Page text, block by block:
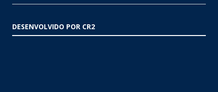
DESENVOLVIDO POR CR2